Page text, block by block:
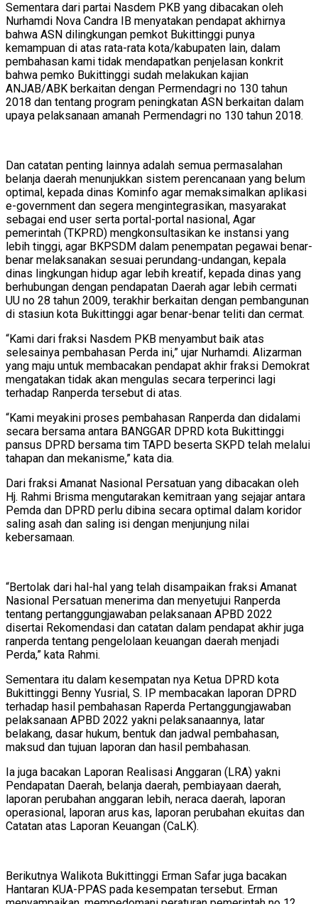
Sementara dari partai Nasdem PKB yang dibacakan oleh
Nurhamdi Nova Candra IB menyatakan pendapat akhirnya
bahwa ASN dilingkungan pemkot Bukittinggi punya
kemampuan di atas rata-rata kota/kabupaten lain, dalam
pembahasan kami tidak mendapatkan penjelasan konkrit
bahwa pemko Bukittinggi sudah melakukan kajian
ANJAB/ABK berkaitan dengan Permendagri no 130 tahun
2018 dan tentang program peningkatan ASN berkaitan dalam
upaya pelaksanaan amanah Permendagri no 130 tahun 2018.
Dan catatan penting lainnya adalah semua permasalahan
belanja daerah menunjukkan sistem perencanaan yang belum
optimal, kepada dinas Kominfo agar memaksimalkan aplikasi
e-government dan segera mengintegrasikan, masyarakat
sebagai end user serta portal-portal nasional, Agar
pemerintah (TKPRD) mengkonsultasikan ke instansi yang
lebih tinggi, agar BKPSDM dalam penempatan pegawai benar-
benar melaksanakan sesuai perundang-undangan, kepala
dinas lingkungan hidup agar lebih kreatif, kepada dinas yang
berhubungan dengan pendapatan Daerah agar lebih cermati
UU no 28 tahun 2009, terakhir berkaitan dengan pembangunan
di stasiun kota Bukittinggi agar benar-benar teliti dan cermat.
“Kami dari fraksi Nasdem PKB menyambut baik atas
selesainya pembahasan Perda ini,” ujar Nurhamdi. Alizarman
yang maju untuk membacakan pendapat akhir fraksi Demokrat
mengatakan tidak akan mengulas secara terperinci lagi
terhadap Ranperda tersebut di atas.
“Kami meyakini proses pembahasan Ranperda dan didalami
secara bersama antara BANGGAR DPRD kota Bukittinggi
pansus DPRD bersama tim TAPD beserta SKPD telah melalui
tahapan dan mekanisme,” kata dia.
Dari fraksi Amanat Nasional Persatuan yang dibacakan oleh
Hj. Rahmi Brisma mengutarakan kemitraan yang sejajar antara
Pemda dan DPRD perlu dibina secara optimal dalam koridor
saling asah dan saling isi dengan menjunjung nilai
kebersamaan.
“Bertolak dari hal-hal yang telah disampaikan fraksi Amanat
Nasional Persatuan menerima dan menyetujui Ranperda
tentang pertanggungjawaban pelaksanaan APBD 2022
disertai Rekomendasi dan catatan dalam pendapat akhir juga
ranperda tentang pengelolaan keuangan daerah menjadi
Perda,” kata Rahmi.
Sementara itu dalam kesempatan nya Ketua DPRD kota
Bukittinggi Benny Yusrial, S. IP membacakan laporan DPRD
terhadap hasil pembahasan Raperda Pertanggungjawaban
pelaksanaan APBD 2022 yakni pelaksanaannya, latar
belakang, dasar hukum, bentuk dan jadwal pembahasan,
maksud dan tujuan laporan dan hasil pembahasan.
Ia juga bacakan Laporan Realisasi Anggaran (LRA) yakni
Pendapatan Daerah, belanja daerah, pembiayaan daerah,
laporan perubahan anggaran lebih, neraca daerah, laporan
operasional, laporan arus kas, laporan perubahan ekuitas dan
Catatan atas Laporan Keuangan (CaLK).
Berikutnya Walikota Bukittinggi Erman Safar juga bacakan
Hantaran KUA-PPAS pada kesempatan tersebut. Erman